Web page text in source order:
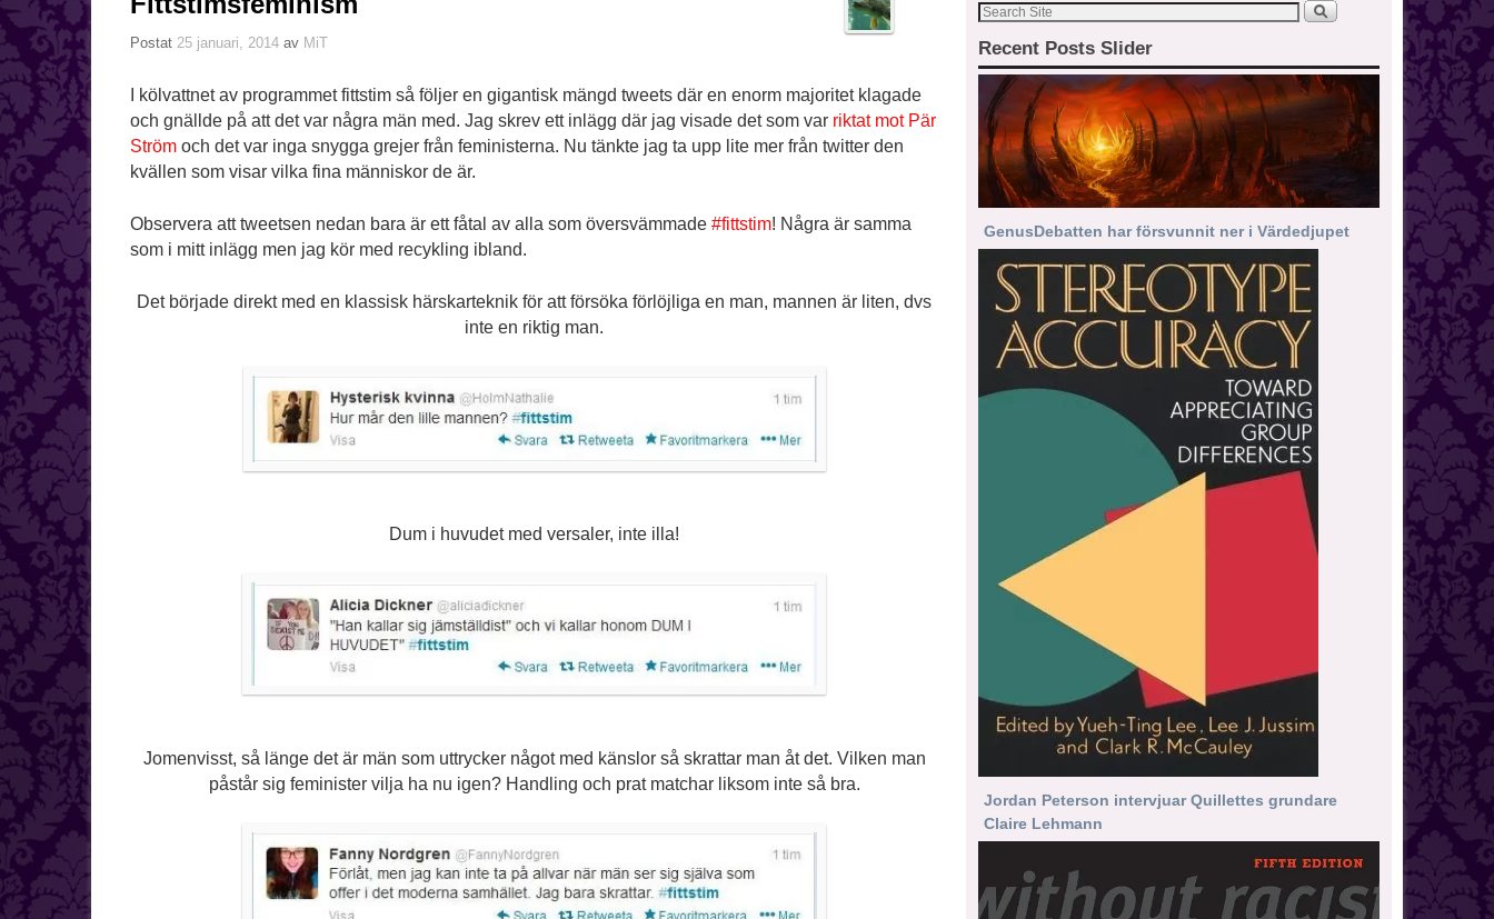
Postat 25 januari, 2014 av MiT
I kölvattnet av programmet fittstim så följer en gigantisk mängd tweets där en enorm majoritet klagade
och gnällde på att det var några män med. Jag skrev ett inlägg där jag visade det som var riktat mot Pär
Ström och det var inga snygga grejer från feministerna. Nu tänkte jag ta upp lite mer från twitter den
kvällen som visar vilka fina människor de är.
Observera att tweetsen nedan bara är ett fåtal av alla som översvämmade #fittstim! Några är samma
som i mitt inlägg men jag kör med recykling ibland.
Det började direkt med en klassisk härskarteknik för att försöka förlöjliga en man, mannen är liten, dvs
inte en riktig man.
Dum i huvudet med versaler, inte illa!
Jomenvisst, så länge det är män som uttrycker något med känslor så skrattar man åt det. Vilken man
påstår sig feminister vilja ha nu igen? Handling och prat matchar liksom inte så bra.
Recent Posts Slider
GenusDebatten har försvunnit ner i Värdedjupet
Jordan Peterson intervjuar Quillettes grundare
Claire Lehmann